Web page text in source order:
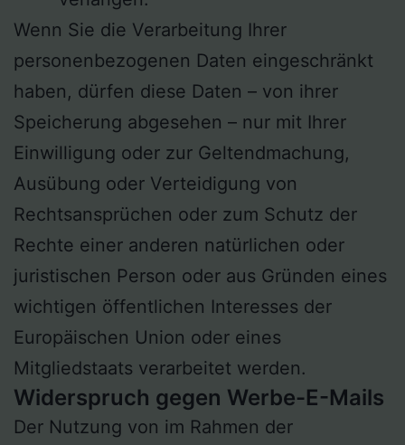
Wenn Sie die Verarbeitung Ihrer
personenbezogenen Daten eingeschränkt
haben, dürfen diese Daten – von ihrer
Speicherung abgesehen – nur mit Ihrer
Einwilligung oder zur Geltendmachung,
Ausübung oder Verteidigung von
Rechtsansprüchen oder zum Schutz der
Rechte einer anderen natürlichen oder
juristischen Person oder aus Gründen eines
wichtigen öffentlichen Interesses der
Europäischen Union oder eines
Mitgliedstaats verarbeitet werden.
Widerspruch gegen Werbe-E-Mails
Der Nutzung von im Rahmen der